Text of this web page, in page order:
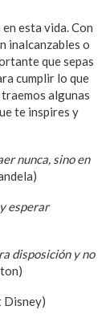
esta vida. Con
inalcanzables o
que sepas
cumplir lo que
algunas
te inspires y
nunca, sino en
esperar
disposición y no
Disney)